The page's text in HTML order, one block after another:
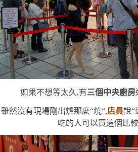
如果不想等太久,有三個中央廚房
雖然沒有現場剛出爐那麼“燒“,店員說“
吃的人可以買這個比